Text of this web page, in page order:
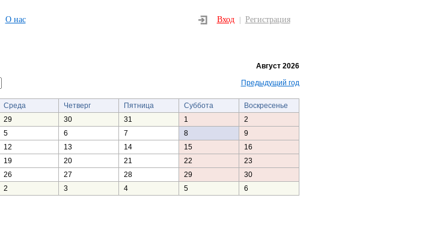
О нас Вход Регистрация
Август 2026
Предыдущий год
Среда Четверг Пятница Суббота
Воскресенье
29 30 31 1
2
5 6 7 8
9
12 13 14 15
16
19 20 21 22
23
26 27 28 29
30
2 3 4 5 6